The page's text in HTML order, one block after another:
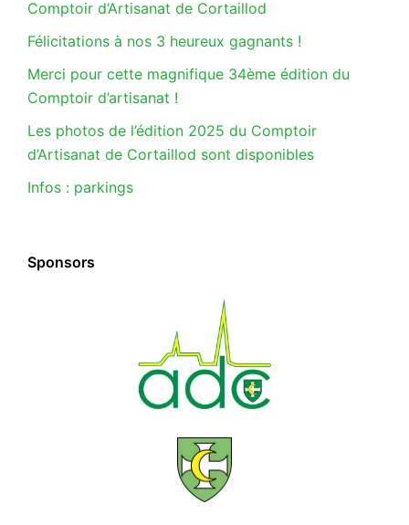
Comptoir d’Artisanat de Cortaillod
Félicitations à nos 3 heureux gagnants !
Merci pour cette magnifique 34ème édition du
Comptoir d’artisanat !
Les photos de l’édition 2025 du Comptoir
d’Artisanat de Cortaillod sont disponibles
Infos : parkings
Sponsors